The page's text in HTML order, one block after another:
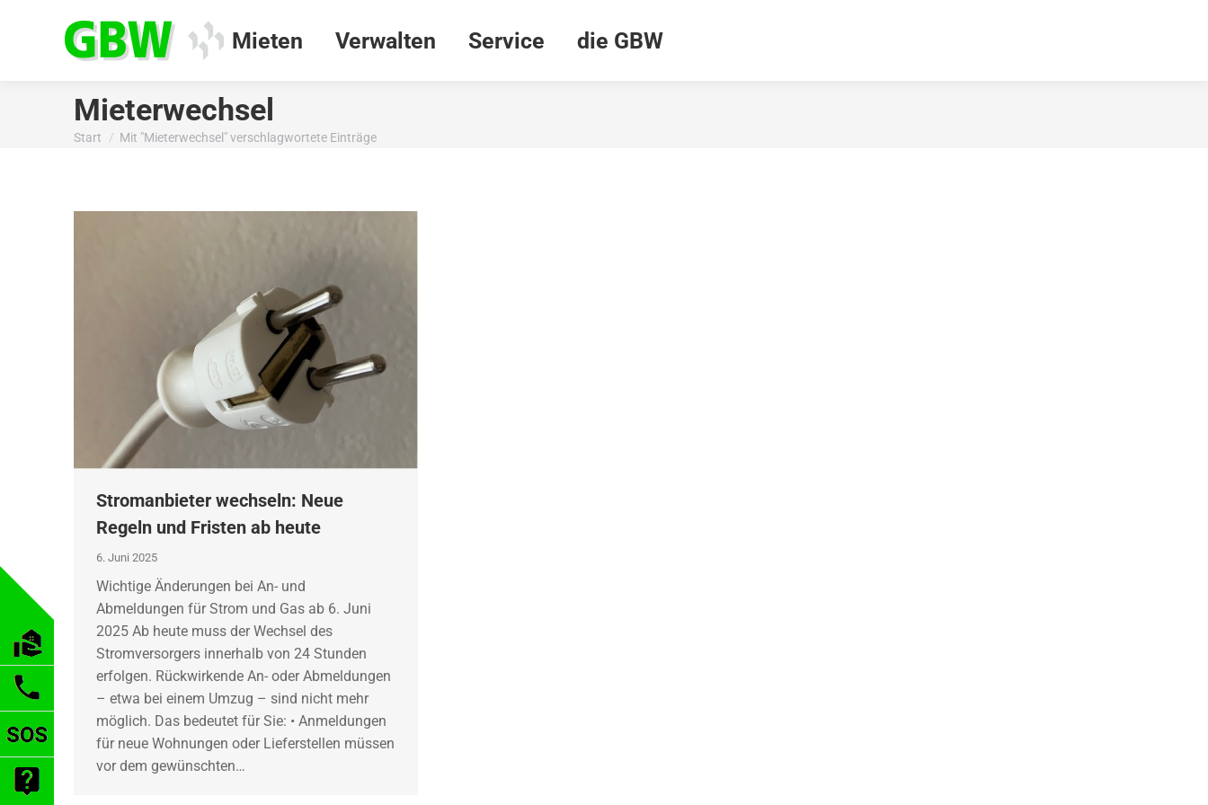
Mieten Verwalten Service die GBW
Mieterwechsel
Sie befinden sich hier:
Start Mit "Mieterwechsel" verschlagwortete Einträge
Stromanbieter wechseln: Neue
Regeln und Fristen ab heute
6. Juni 2025
Wichtige Änderungen bei An- und
Abmeldungen für Strom und Gas ab 6. Juni
2025 Ab heute muss der Wechsel des
Stromversorgers innerhalb von 24 Stunden
erfolgen. Rückwirkende An- oder Abmeldungen
– etwa bei einem Umzug – sind nicht mehr
möglich. Das bedeutet für Sie: • Anmeldungen
für neue Wohnungen oder Lieferstellen müssen
vor dem gewünschten…